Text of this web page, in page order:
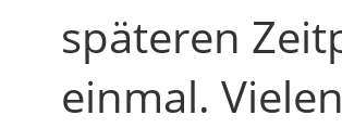
späteren
einmal.